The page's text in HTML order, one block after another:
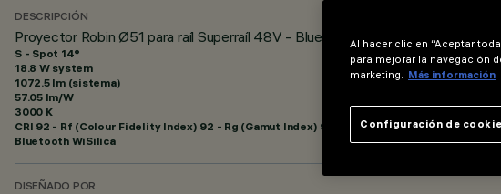
DESCRIPCIÓN
Proyector Robin Ø51 para raíl Superraíl 48V - Bluetooth
S - Spot 14°
18.8 W system
1072.5 lm (sistema)
57.05 lm/W
3000 K
CRI 92 - Rf (Colour Fidelity Index) 92 - Rg (Gamut Index) 99
Bluetooth WiSilica
DISEÑADO POR
Al hacer clic en “Aceptar
para mejorar la navegación
marketing. Más información
Configuración de